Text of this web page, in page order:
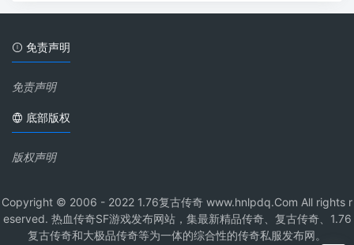
免责声明
免责声明
底部版权
版权声明
Copyright © 2006 - 2022 1.76复古传奇 www.hnlpdq.Com All rights r
eserved. 热血传奇SF游戏发布网站，集最新精品传奇、复古传奇、1.76
复古传奇和大极品传奇等为一体的综合性的传奇私服发布网。